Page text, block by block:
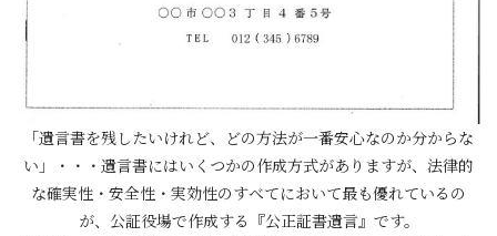
「遺言書を残したいけれど、どの方法が一番安心なのか分からな
い」・・・遺言書にはいくつかの作成方式がありますが、法律的
な確実性・安全性・実効性のすべてにおいて最も優れているの
が、公証役場で作成する『公正証書遺言』です。